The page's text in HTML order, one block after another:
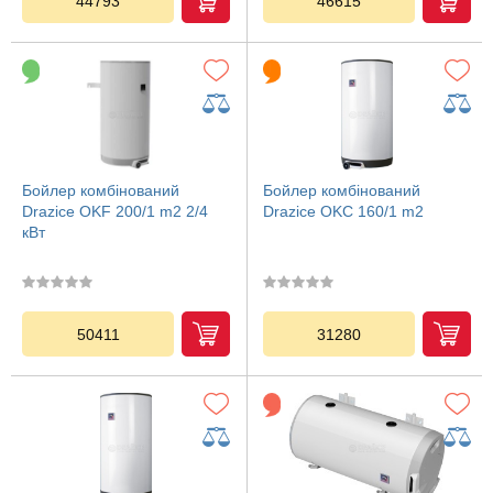
Бойлер комбінований
Drazice OKF 200/1 m2 2/4
кВт
50411
Бойлер комбінований
Drazice OKC 160/1 m2
31280